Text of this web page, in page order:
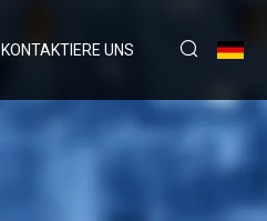
KONTAKTIERE UNS